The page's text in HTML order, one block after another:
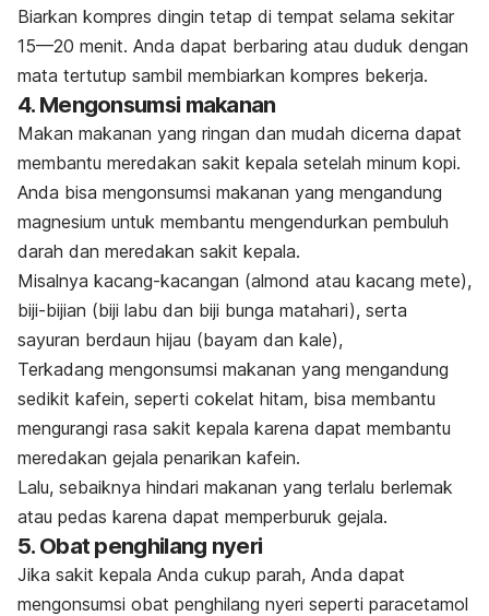
Biarkan kompres dingin tetap di tempat selama sekitar
15—20 menit. Anda dapat berbaring atau duduk dengan
mata tertutup sambil membiarkan kompres bekerja.
4. Mengonsumsi makanan
Makan makanan yang ringan dan mudah dicerna dapat
membantu meredakan sakit kepala setelah minum kopi.
Anda bisa mengonsumsi makanan yang mengandung
magnesium untuk membantu mengendurkan pembuluh
darah dan meredakan sakit kepala.
Misalnya kacang-kacangan (almond atau kacang mete),
biji-bijian (biji labu dan biji bunga matahari), serta
sayuran berdaun hijau (bayam dan kale),
Terkadang mengonsumsi makanan yang mengandung
sedikit kafein, seperti cokelat hitam, bisa membantu
mengurangi rasa sakit kepala karena dapat membantu
meredakan gejala penarikan kafein.
Lalu, sebaiknya hindari makanan yang terlalu berlemak
atau pedas karena dapat memperburuk gejala.
5. Obat penghilang nyeri
Jika sakit kepala Anda cukup parah, Anda dapat
mengonsumsi obat penghilang nyeri seperti paracetamol